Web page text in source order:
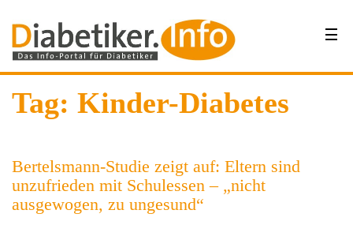
Tag: Kinder-Diabetes
Bertelsmann-Studie zeigt auf: Eltern sind
unzufrieden mit Schulessen – „nicht
ausgewogen, zu ungesund“